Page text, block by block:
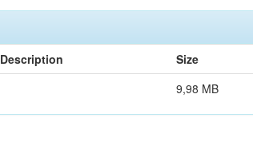
Description Size
9,98 MB